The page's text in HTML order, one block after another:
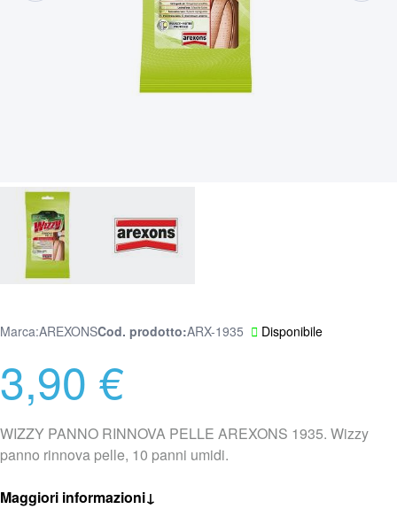
Disponibile
Marca:AREXONSCod. prodotto ARX-1935
3,90 €
WIZZY PANNO RINNOVA PELLE AREXONS 1935. Wizzy
panno rinnova pelle, 10 panni umidi.
Maggiori informazioni↓